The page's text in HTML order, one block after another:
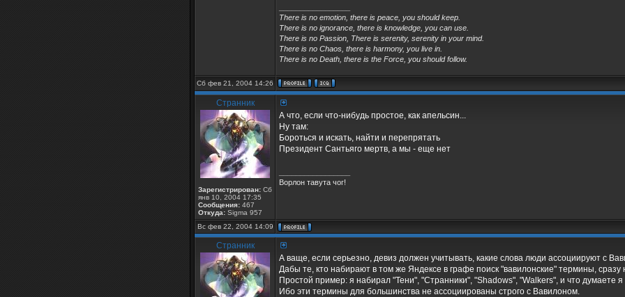
There is no emotion, there is peace, you should keep.
There is no ignorance, there is knowledge, you can use.
There is no Passion, There is serenity, serenity in your mind.
There is no Chaos, there is harmony, you live in.
There is no Death, there is the Force, you should follow.
Сб фев 21, 2004 14:26
Странник
Зарегистрирован: Сб
янв 10, 2004 17:35
Сообщения: 467
Откуда: Sigma 957
А что, если что-нибудь простое, как апельсин...
Ну там:
Бороться и искать, найти и перепрятать
Президент Сантьяго мертв, а мы - еще нет
Ворлон тавута чог!
Вс фев 22, 2004 14:09
Странник
А ваще, если серьезно, девиз должен учитывать, какие слова люди ассоциируют с
Дабы те, кто набирают в том же Яндексе в графе поиск "вавилонские" термины, сразу
Простой пример: я набирал "Тени", "Странники", "Shadows", "Walkers", и что думаете
Ибо эти термины для большинства не ассоциированы строго с Вавилоном.